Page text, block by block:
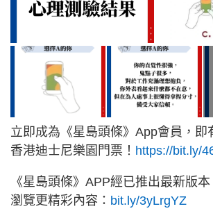
立即成為《星島頭條》App會員，即
香港迪士尼樂園門票！ https://bit.ly/
《星島頭條》APP經已推出最新版本
瀏覽更精彩內容： bit.ly/3yLrgYZ